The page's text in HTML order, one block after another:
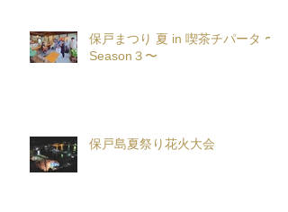
保戸まつり 夏 in 喫茶チパータ 〜
Season３〜
保戸島夏祭り花火大会